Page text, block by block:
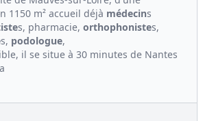
1150 m² accueil déjà médecins
s, pharmacie, orthophonistes,
s, podologue,
il se situe à 30 minutes de Nantes